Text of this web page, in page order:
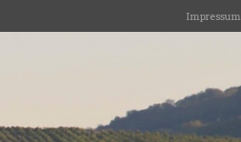
Impressum